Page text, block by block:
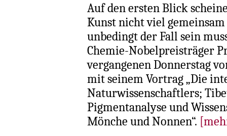
Auf den ersten Blick
Kunst nicht viel gemeinsam
unbedingt der Fall sein
Chemie-Nobelpreisträger
vergangenen Donnerstag
mit seinem Vortrag „Die
Naturwissenschaftlers;
Pigmentanalyse und
Mönche und Nonnen“.